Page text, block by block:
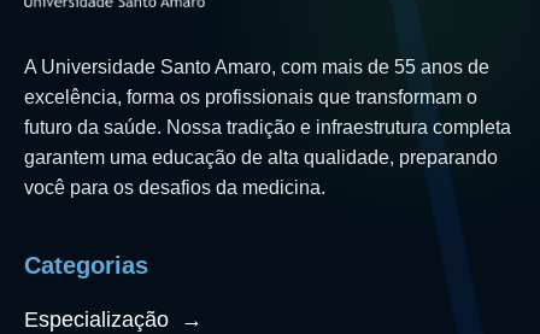
A Universidade Santo Amaro, com mais de 55 anos de
excelência, forma os profissionais que transformam o
futuro da saúde. Nossa tradição e infraestrutura completa
garantem uma educação de alta qualidade, preparando
você para os desafios da medicina.
Categorias
Especialização →